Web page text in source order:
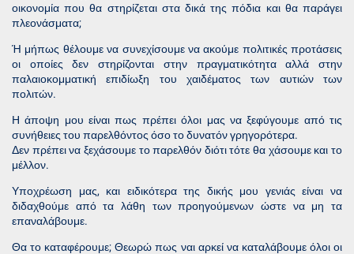
οικονομία που θα στηρίζεται στα δικά της πόδια και θα παράγει
πλεονάσματα;
Ή μήπως θέλουμε να συνεχίσουμε να ακούμε πολιτικές προτάσεις
οι οποίες δεν στηρίζονται στην πραγματικότητα αλλά στην
παλαιοκομματική επιδίωξη του χαιδέματος των αυτιών των
πολιτών.
Η άποψη μου είναι πως πρέπει όλοι μας να ξεφύγουμε από τις
συνήθειες του παρελθόντος όσο το δυνατόν γρηγορότερα.
Δεν πρέπει να ξεχάσουμε το παρελθόν διότι τότε θα χάσουμε και το
μέλλον.
Υποχρέωση μας, και ειδικότερα της δικής μου γενιάς είναι να
διδαχθούμε από τα λάθη των προηγούμενων ώστε να μη τα
επαναλάβουμε.
Θα το καταφέρουμε; Θεωρώ πως ναι αρκεί να καταλάβουμε όλοι οι